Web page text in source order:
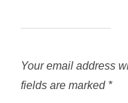
Your email address
fields are marked *